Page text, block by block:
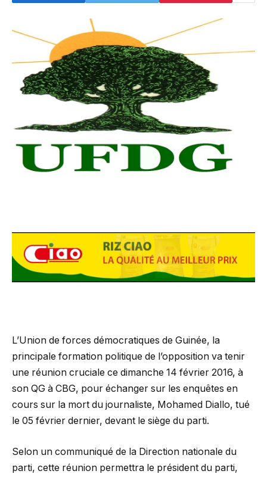
L’Union de forces démocratiques de Guinée, la
principale formation politique de l’opposition va tenir
une réunion cruciale ce dimanche 14 février 2016, à
son QG à CBG, pour échanger sur les enquêtes en
cours sur la mort du journaliste, Mohamed Diallo, tué
le 05 février dernier, devant le siège du parti.
Selon un communiqué de la Direction nationale du
parti, cette réunion permettra le président du parti,